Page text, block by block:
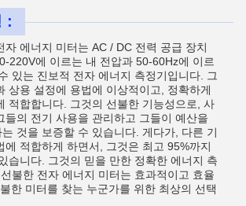
:
자 에너지 미터는 AC / DC 전력 공급 장치
220V에 이르는 내 전압과 50-60Hz에 이르
있는 진보적 전자 에너지 측정기입니다. 그
상용 설정에 용법에 이상적이고, 정확하게
적합합니다. 그것의 선불한 기능성으로, 사
들의 전기 사용을 관리하고 그들이 예산을
것을 보증할 수 있습니다. 게다가, 다른 기
에 적합하게 하면서, 그것은 최고 95%까지
습니다. 그것의 믿을 만한 정확한 에너지 측
불한 전자 에너지 미터는 효과적이고 효율
한 미터를 찾는 누군가를 위한 최상의 선택